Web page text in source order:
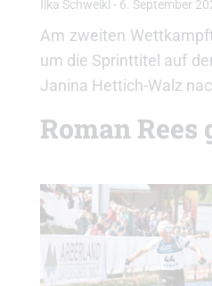
Ilka Schweikl - 6. September
Am zweiten
um die Sprinttitel auf
Janina Hettich-Walz
Roman